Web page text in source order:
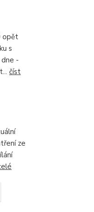
opět
s
-
číst
ze